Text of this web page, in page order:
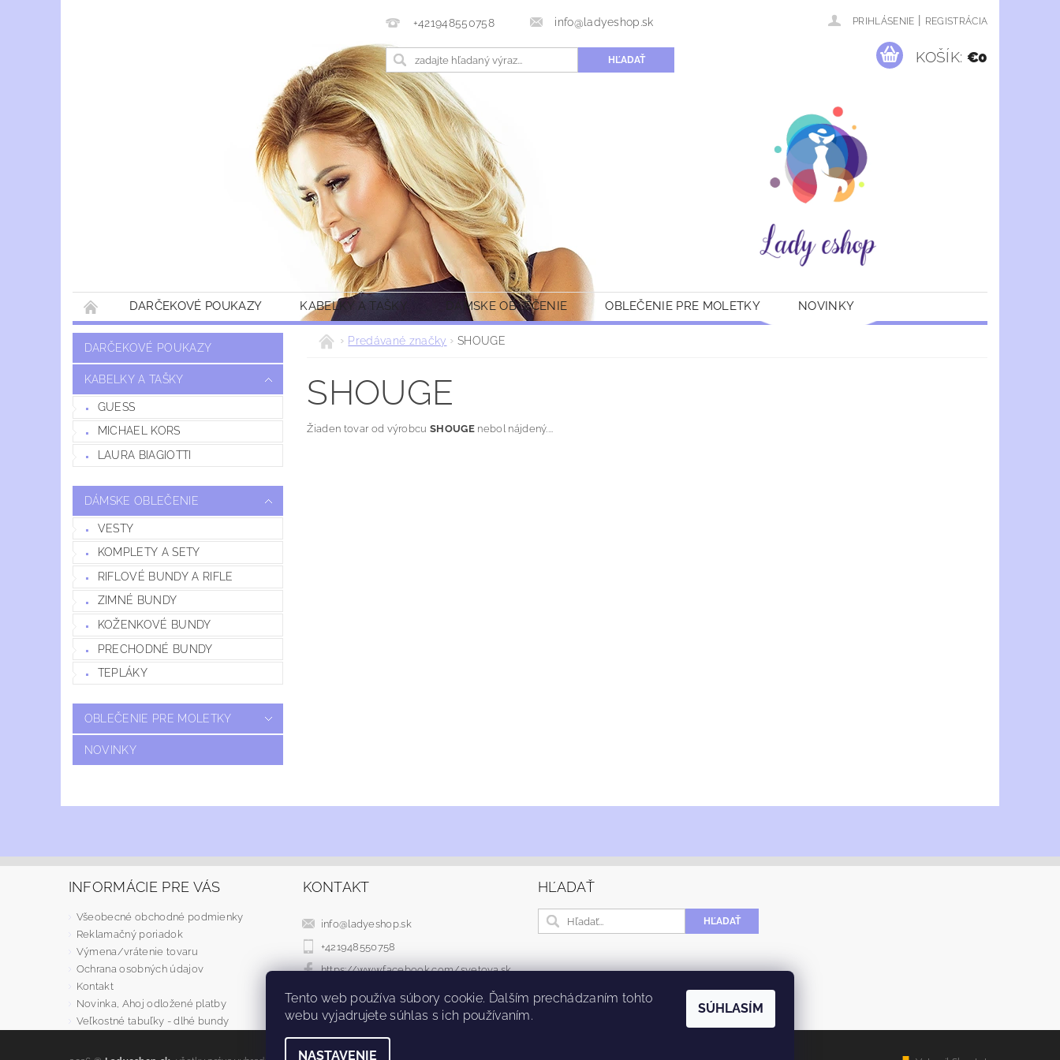
+421948550758 info@ladyeshop.sk PRIHLÁSENIE | REGISTRÁCIA
KOŠÍK: €0
DARČEKOVÉ POUKAZY KABELKY A TAŠKY DÁMSKE OBLEČENIE OBLEČENIE PRE MOLETKY NOVINKY
DARČEKOVÉ POUKAZY
KABELKY A TAŠKY
GUESS
MICHAEL KORS
LAURA BIAGIOTTI
DÁMSKE OBLEČENIE
VESTY
KOMPLETY A SETY
RIFLOVÉ BUNDY A RIFLE
ZIMNÉ BUNDY
KOŽENKOVÉ BUNDY
PRECHODNÉ BUNDY
TEPLÁKY
OBLEČENIE PRE MOLETKY
NOVINKY
Predávané značky SHOUGE
SHOUGE
Žiaden tovar od výrobcuSHOUGE nebol nájdený....
INFORMÁCIE PRE VÁS
Všeobecné obchodné podmienky
Reklamačný poriadok
Výmena/vrátenie tovaru
Ochrana osobných údajov
Kontakt
Novinka, Ahoj odložené platby
Veľkostné tabuľky - dlhé bundy
KONTAKT
info@ladyeshop.sk
+421948550758
https://www.facebook.com/svetova.sk
HĽADAŤ
Tento web používa súbory cookie. Ďalším prechádzaním tohto
webu vyjadrujete súhlas s ich používaním.
NASTAVENIE
SÚHLASÍM